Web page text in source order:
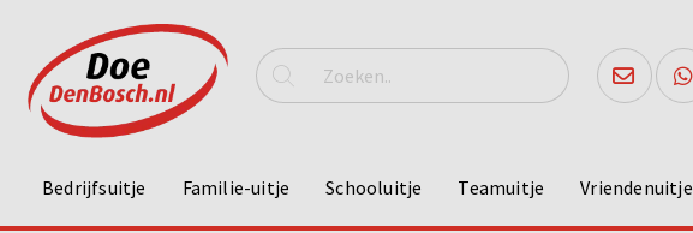
Bedrijfsuitje Familie-uitje Schooluitje Teamuitje Vriendenuitje